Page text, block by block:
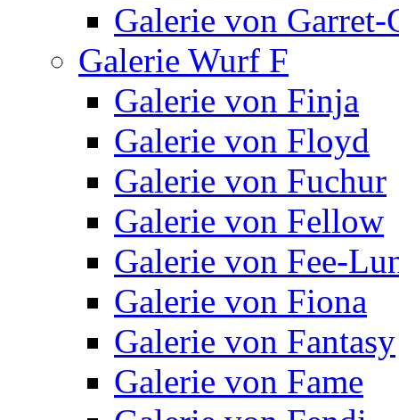
Galerie von Garret-
Galerie Wurf F
Galerie von Finja
Galerie von Floyd
Galerie von Fuchur
Galerie von Fellow
Galerie von Fee-
Galerie von Fiona
Galerie von Fantasy
Galerie von Fame